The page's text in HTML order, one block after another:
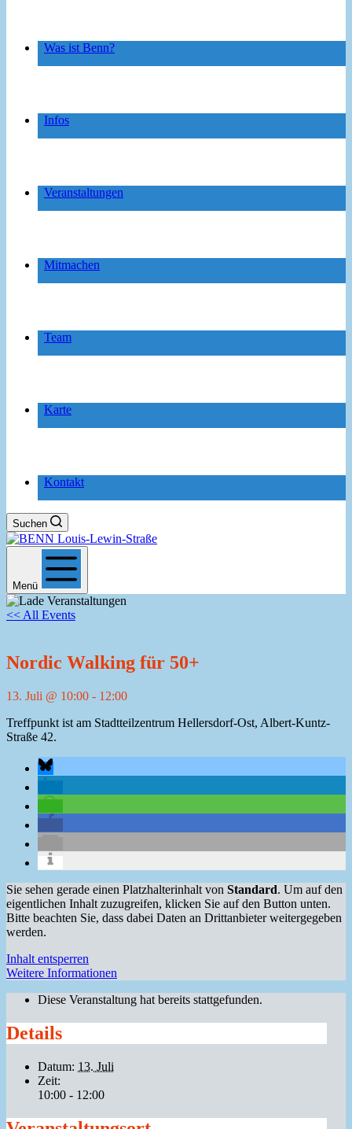
Was ist Benn?
Infos
Veranstaltungen
Mitmachen
Team
Karte
Kontakt
Suchen
Menü
<< All Events
Nordic Walking für 50+
13. Juli @ 10:00 - 12:00
Treffpunkt ist am Stadtteilzentrum Hellersdorf-Ost, Albert-Kuntz-
Straße 42.
Sie sehen gerade einen Platzhalterinhalt von Standard. Um auf den
eigentlichen Inhalt zuzugreifen, klicken Sie auf den Button unten.
Bitte beachten Sie, dass dabei Daten an Drittanbieter weitergegeben
werden.
Inhalt entsperren
Weitere Informationen
Diese Veranstaltung hat bereits stattgefunden.
Details
Datum: 13. Juli
Zeit:
10:00 - 12:00